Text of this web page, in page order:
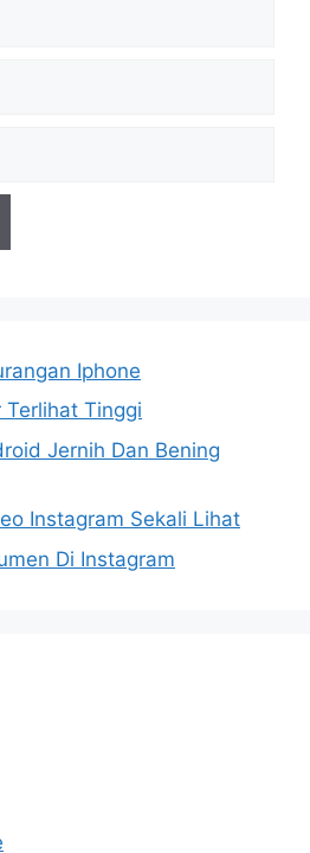
Iphone
Terlihat Tinggi
Jernih Dan Bening
Instagram Sekali Lihat
Di Instagram